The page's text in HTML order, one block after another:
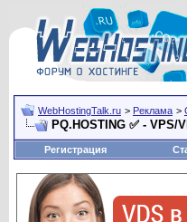
WebHostingTalk.ru > Реклама >
PQ.HOSTING ✅ -
Регистрация